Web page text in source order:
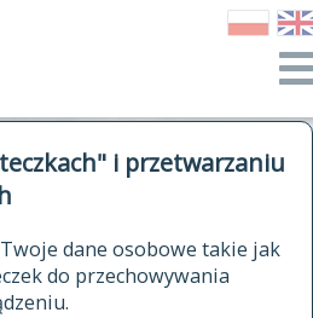
i przetwarzaniu
dane osobowe takie jak
do przechowywania
SŁOWNIK